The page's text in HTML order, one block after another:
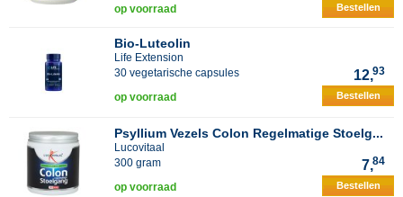
op voorraad Bestellen
Bio-Luteolin
Life Extension
30 vegetarische capsules
12,93
op voorraad Bestellen
Psyllium Vezels Colon Regelmatige Stoelg...
Lucovitaal
300 gram
7,84
op voorraad Bestellen